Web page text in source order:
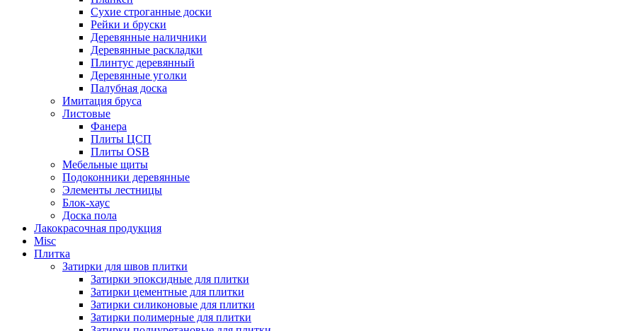
Сухие строганные доски
Рейки и бруски
Деревянные наличники
Деревянные раскладки
Плинтус деревянный
Деревянные уголки
Палубная доска
Имитация бруса
Листовые
Фанера
Плиты ЦСП
Плиты OSB
Мебельные щиты
Подоконники деревянные
Элементы лестницы
Блок-хаус
Доска пола
Лакокрасочная продукция
Misc
Плитка
Затирки для швов плитки
Затирки эпоксидные для плитки
Затирки цементные для плитки
Затирки силиконовые для плитки
Затирки полимерные для плитки